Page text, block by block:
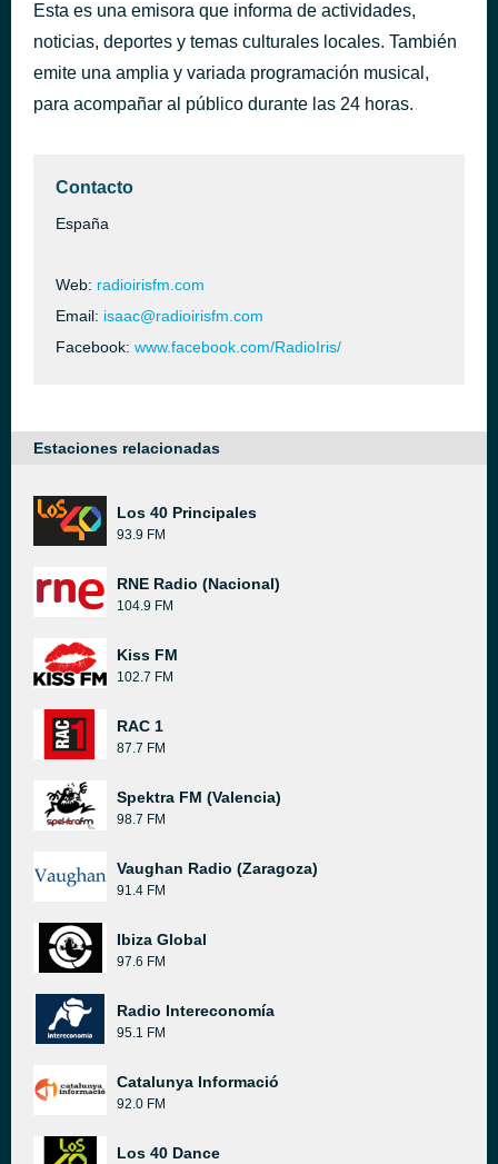
Bailando
Alaska Y Los Pegamoides
Amores Dormidos
hace 41 minutos
Esta es una emisora que informa de actividades,
noticias, deportes y temas culturales locales. También
emite una amplia y variada programación musical,
para acompañar al público durante las 24 horas.
Contacto
España
Web: radioirisfm.com
Email: isaac@radioirisfm.com
Facebook: www.facebook.com/RadioIris/
Estaciones relacionadas
Los 40 Principales
93.9 FM
RNE Radio (Nacional)
104.9 FM
Kiss FM
102.7 FM
RAC 1
87.7 FM
Spektra FM (Valencia)
98.7 FM
Vaughan Radio (Zaragoza)
91.4 FM
Ibiza Global
97.6 FM
Radio Intereconomía
95.1 FM
Catalunya Informació
92.0 FM
Los 40 Dance